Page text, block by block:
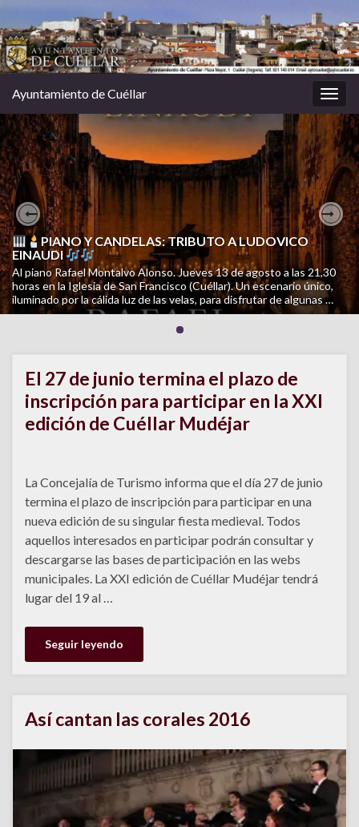
la
Ayuntamiento de Cuéllar
PIANO Y CANDELAS: TRIBUTO A LUDOVICO
EINAUDI
Al piano Rafael Montalvo Alonso. Jueves 13 de agosto a las 21,30
horas en la Iglesia de San Francisco (Cuéllar). Un escenario único,
iluminado por la cálida luz de las velas, para disfrutar de algunas …
Previous
El 27 de junio termina el plazo de
inscripción para participar en la XXI
edición de Cuéllar Mudéjar
La Concejalía de Turismo informa que el día 27 de junio
termina el plazo de inscripción para participar en una
nueva edición de su singular fiesta medieval. Todos
aquellos interesados en participar podrán consultar y
descargarse las bases de participación en las webs
municipales. La XXI edición de Cuéllar Mudéjar tendrá
lugar del 19 al …
Seguir leyendo
Así cantan las corales 2016